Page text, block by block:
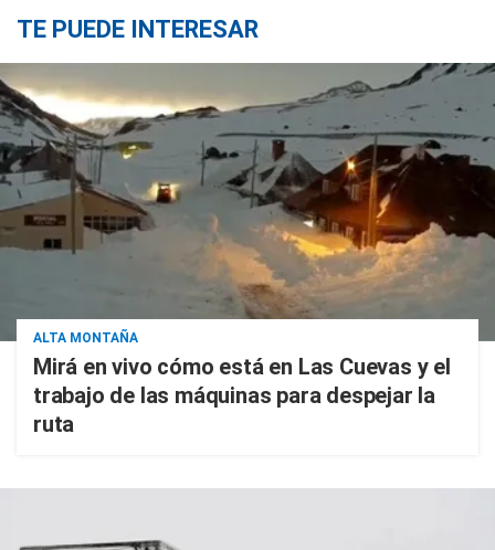
TE PUEDE INTERESAR
ALTA MONTAÑA
Mirá en vivo cómo está en Las Cuevas y el
trabajo de las máquinas para despejar la
ruta